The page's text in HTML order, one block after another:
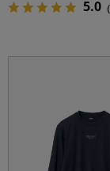
5.0